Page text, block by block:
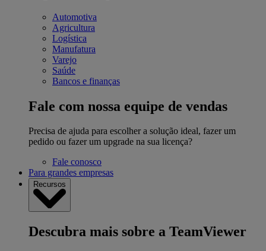
Automotiva
Agricultura
Logística
Manufatura
Varejo
Saúde
Bancos e finanças
Fale com nossa equipe de vendas
Precisa de ajuda para escolher a solução ideal, fazer um
pedido ou fazer um upgrade na sua licença?
Fale conosco
Para grandes empresas
Recursos
Descubra mais sobre a TeamViewer